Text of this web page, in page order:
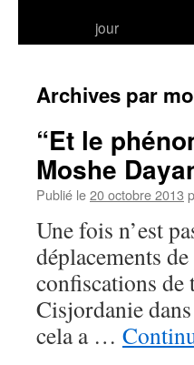
jour
Archives par
“Et le
Moshe
Publié le20 octobre 2013
Une fois n’est
déplacements
confiscations de
Cisjordanie
cela a …